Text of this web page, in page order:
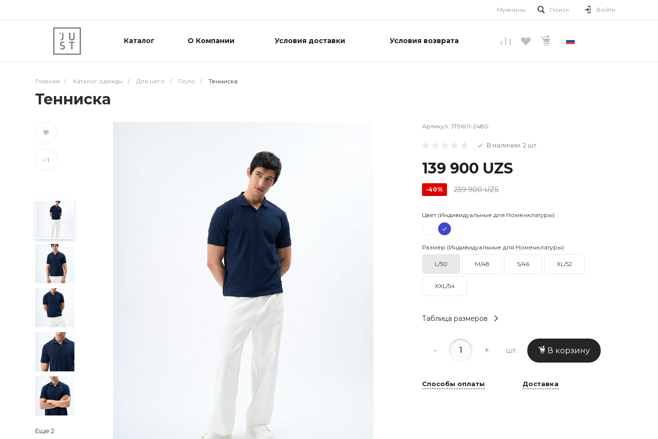
Мужчины Поиск Войти
Каталог О Компании Условия доставки Условия возврата
Главная / Каталог одежды / Для него / Поло / Тенниска
Тенниска
Еще 2
Артикул: JT9601-2480
В наличии: 2 шт
139 900 UZS
-40% 239 900 UZS
Цвет (Индивидуальные для Номенклатуры)
Размер (Индивидуальные для Номенклатуры)
L/50 M/48 S/46 XL/52
XXL/54
Таблица размеров
- + шт. В корзину
Способы оплаты Доставка